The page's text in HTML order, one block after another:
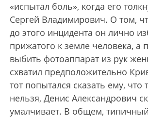
«испытал боль», когда его
Сергей Владимирович. О том,
до этого инцидента он лично
прижатого к земле человека, а
выбить фотоаппарат из рук
схватил предположительно
тот попытался сказать ему, что
нельзя, Денис Александрович
умалчивает. В общем, типичный